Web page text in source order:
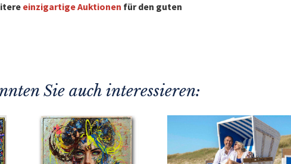
einzigartige Auktionen für den guten
Sie auch interessieren: